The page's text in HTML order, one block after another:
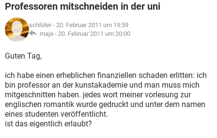
Professoren mitschneiden in der uni
schlüter - 20. Februar 2011 um 19:59
maja - 20. Februar 2011 um 20:00
Guten Tag,
ich habe einen erheblichen finanziellen schaden erlitten: ich
bin professor an der kunstakademie und man muss mich
mitgeschnitten haben. jedes wort meiner vorlesung zur
englischen romantik wurde gedruckt und unter dem namen
eines studenten veröffentlicht.
ist das eigentlich erlaubt?